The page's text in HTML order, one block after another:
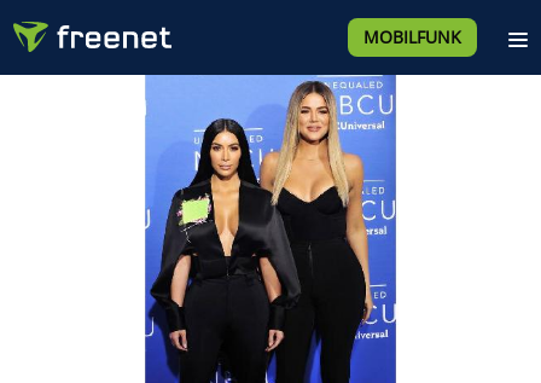
MOBILFUNK